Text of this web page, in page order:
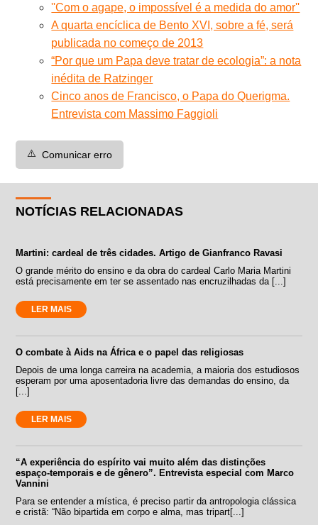
''Com o agape, o impossível é a medida do amor''
A quarta encíclica de Bento XVI, sobre a fé, será
publicada no começo de 2013
“Por que um Papa deve tratar de ecologia”: a nota
inédita de Ratzinger
Cinco anos de Francisco, o Papa do Querigma.
Entrevista com Massimo Faggioli
⚠️ Comunicar erro
NOTÍCIAS RELACIONADAS
Martini: cardeal de três cidades. Artigo de Gianfranco Ravasi
O grande mérito do ensino e da obra do cardeal Carlo Maria Martini
está precisamente em ter se assentado nas encruzilhadas da [...]
LER MAIS
O combate à Aids na África e o papel das religiosas
Depois de uma longa carreira na academia, a maioria dos estudiosos
esperam por uma aposentadoria livre das demandas do ensino, da
[...]
LER MAIS
“A experiência do espírito vai muito além das distinções
espaço-temporais e de gênero”. Entrevista especial com Marco
Vannini
Para se entender a mística, é preciso partir da antropologia clássica
e cristã: “Não bipartida em corpo e alma, mas tripart[...]